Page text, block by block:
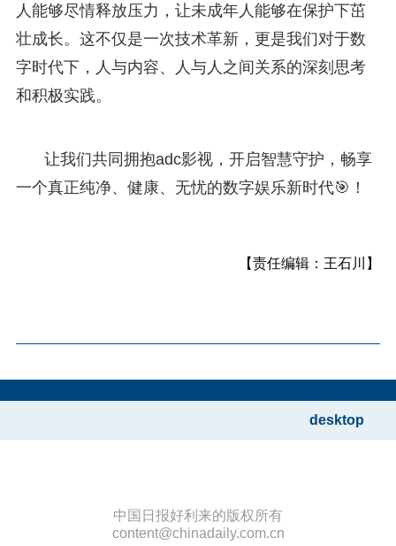
人能够尽情释放压力，让未成年人能够在保护下茁
壮成长。这不仅是一次技术革新，更是我们对于数
字时代下，人与内容、人与人之间关系的深刻思考
和积极实践。
让我们共同拥抱adc影视，开启智慧守护，畅享
一个真正纯净、健康、无忧的数字娱乐新时代🎯！
【责任编辑：王石川】
desktop
中国日报好利来的版权所有
content@chinadaily.com.cn